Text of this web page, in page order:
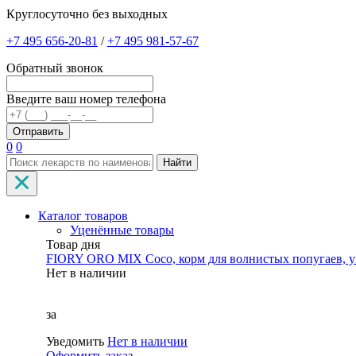
Круглосуточно без выходных
+7 495 656-20-81 /+7 495 981-57-67
Обратный звонок
Введите ваш номер телефона
0 0
Найти
Каталог товаров
Уценённые товары
Товар дня
FIORY ORO MIX Coco, корм для волнистых попугаев,
Нет в наличии
за
Уведомить Нет в наличии